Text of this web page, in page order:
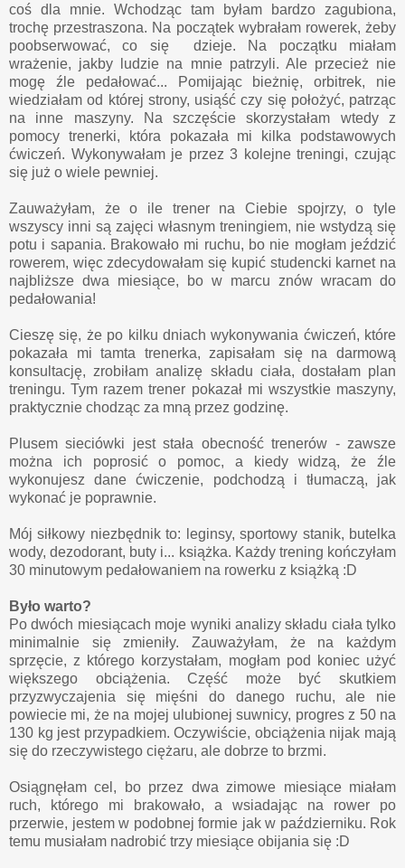
coś dla mnie. Wchodząc tam byłam bardzo zagubiona,
trochę przestraszona. Na początek wybrałam rowerek, żeby
poobserwować, co się dzieje. Na początku miałam
wrażenie, jakby ludzie na mnie patrzyli. Ale przecież nie
mogę źle pedałować... Pomijając bieżnię, orbitrek, nie
wiedziałam od której strony, usiąść czy się położyć, patrząc
na inne maszyny. Na szczęście skorzystałam wtedy z
pomocy trenerki, która pokazała mi kilka podstawowych
ćwiczeń. Wykonywałam je przez 3 kolejne treningi, czując
się już o wiele pewniej.
Zauważyłam, że o ile trener na Ciebie spojrzy, o tyle
wszyscy inni są zajęci własnym treningiem, nie wstydzą się
potu i sapania. Brakowało mi ruchu, bo nie mogłam jeździć
rowerem, więc zdecydowałam się kupić studencki karnet na
najbliższe dwa miesiące, bo w marcu znów wracam do
pedałowania!
Cieszę się, że po kilku dniach wykonywania ćwiczeń, które
pokazała mi tamta trenerka, zapisałam się na darmową
konsultację, zrobiłam analizę składu ciała, dostałam plan
treningu. Tym razem trener pokazał mi wszystkie maszyny,
praktycznie chodząc za mną przez godzinę.
Plusem sieciówki jest stała obecność trenerów - zawsze
można ich poprosić o pomoc, a kiedy widzą, że źle
wykonujesz dane ćwiczenie, podchodzą i tłumaczą, jak
wykonać je poprawnie.
Mój siłkowy niezbędnik to: leginsy, sportowy stanik, butelka
wody, dezodorant, buty i... książka. Każdy trening kończyłam
30 minutowym pedałowaniem na rowerku z książką :D
Było warto?
Po dwóch miesiącach moje wyniki analizy składu ciała tylko
minimalnie się zmieniły. Zauważyłam, że na każdym
sprzęcie, z którego korzystałam, mogłam pod koniec użyć
większego obciążenia. Część może być skutkiem
przyzwyczajenia się mięśni do danego ruchu, ale nie
powiecie mi, że na mojej ulubionej suwnicy, progres z 50 na
130 kg jest przypadkiem. Oczywiście, obciążenia nijak mają
się do rzeczywistego ciężaru, ale dobrze to brzmi.
Osiągnęłam cel, bo przez dwa zimowe miesiące miałam
ruch, którego mi brakowało, a wsiadając na rower po
przerwie, jestem w podobnej formie jak w październiku. Rok
temu musiałam nadrobić trzy miesiące obijania się :D